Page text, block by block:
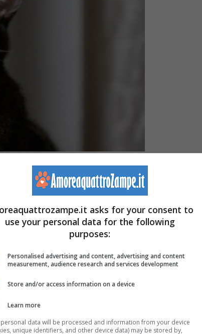
ben accetto, purché stia con il suo padrone,
soprattutto se lungo, può diventare per
stress,se possiamo decidere è quindi più
mezzi. Se questo non fosse proprio possibile,
più per un diretto.
asks for your consent to
use your personal data for the following
purposes:
Personalised advertising and content, advertising and content
measurement, audience research and services development
Store and/or access information on a device
Learn more
data will be processed and information from your device
unique identifiers, and other device data) may be stored by,